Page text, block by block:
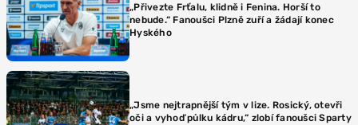
„Přivezte Frťalu, klidně i Fenina. Horší to
nebude.“ Fanoušci Plzně zuří a žádají konec
Hyského
„Jsme nejtrapnější tým v lize. Rosický, otevři
oči a vyhoď půlku kádru,“ zlobí fanoušci Sparty